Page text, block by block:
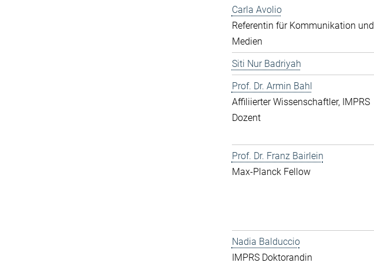
Carla Avolio
Referentin für Kommunikation und
Medien
Siti Nur Badriyah
Prof. Dr. Armin Bahl
Affiliierter Wissenschaftler, IMPRS
Dozent
Prof. Dr. Franz Bairlein
Max-Planck Fellow
Nadia Balduccio
IMPRS Doktorandin